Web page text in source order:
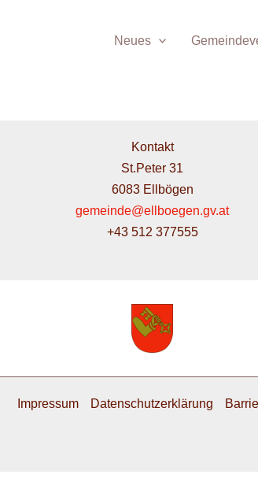
Neues
Kontakt
St.Peter 31
6083 Ellbögen
gemeinde@ellboegen.gv.at
+43 512 377555
Impressum Datenschutzerklärung